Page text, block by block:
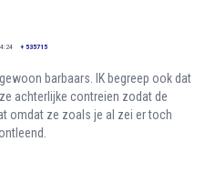
+ 535715
barbaars. IK begreep ook dat
achterlijke contreien zodat de
omdat ze zoals je al zei er toch